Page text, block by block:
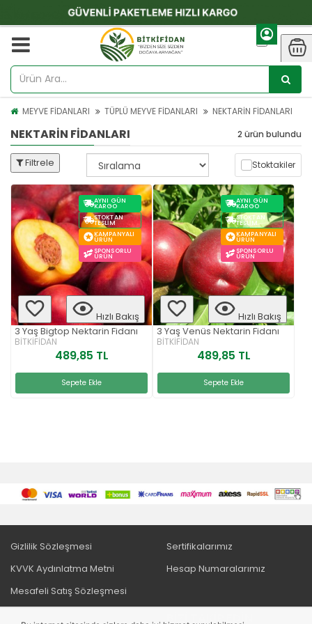
MEYVE FİDANLARI TÜPLÜ MEYVE FİDANLARI NEKTARİN FİDANLARI
NEKTARİN FİDANLARI 2 ürün bulundu
Filtrele Stoktakiler
AYNI GÜN
KARGO
STOKTAN
TESLIM
KAMPANYALI
ÜRÜN
SPONSORLU
ÜRÜN
Hızlı Bakış
3 Yaş Bigtop Nektarin Fidanı
BİTKİFİDAN
489,85 TL
Sepete Ekle
AYNI GÜN
KARGO
STOKTAN
TESLIM
KAMPANYALI
ÜRÜN
SPONSORLU
ÜRÜN
Hızlı Bakış
3 Yaş Venüs Nektarin Fidanı
BİTKİFİDAN
489,85 TL
Sepete Ekle
Gizlilik Sözleşmesi
KVVK Aydınlatma Metni
Mesafeli Satış Sözleşmesi
Sertifikalarımız
Hesap Numaralarımız
BIZI TAKIP EDIN